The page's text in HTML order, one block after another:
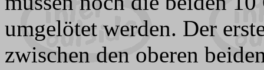
umgelötet werden. Der
zwischen den oberen